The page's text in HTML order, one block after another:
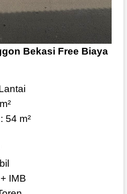
Bekasi Free Biaya
54 m²
IMB